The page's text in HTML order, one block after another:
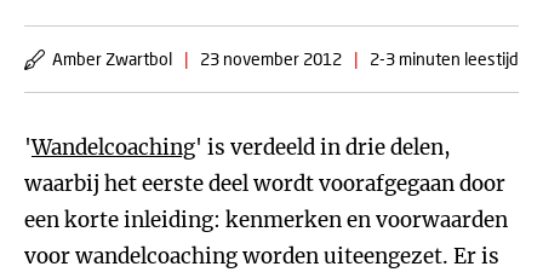
Amber Zwartbol | 23 november 2012 | 2-3 minuten leestijd
'Wandelcoaching' is verdeeld in drie delen,
waarbij het eerste deel wordt voorafgegaan door
een korte inleiding: kenmerken en voorwaarden
voor wandelcoaching worden uiteengezet. Er is